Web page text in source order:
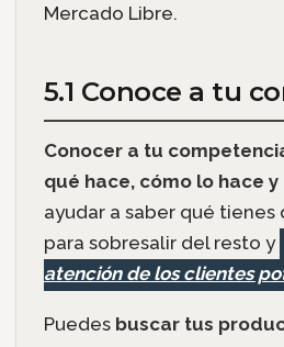
Mercado Libre.
5.1 Conoce a tu
Conocer a tu
qué hace, cómo lo hace
ayudar a saber qué
para sobresalir del resto y
atención de los clientes
Puedes buscar tus